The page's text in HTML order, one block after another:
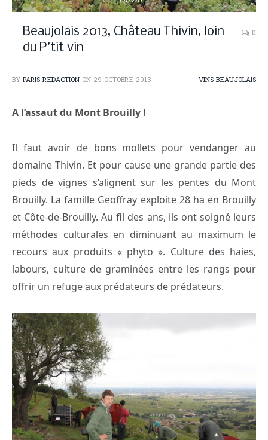
Beaujolais 2013, Château Thivin, loin
du P’tit vin
0
BY PARIS REDACTION ON 29 OCTOBRE 2013 VINS-BEAUJOLAIS
A l’assaut du Mont Brouilly !
Il faut avoir de bons mollets pour vendanger au
domaine Thivin. Et pour cause une grande partie des
pieds de vignes s’alignent sur les pentes du Mont
Brouilly. La famille Geoffray exploite 28 ha en Brouilly
et Côte-de-Brouilly. Au fil des ans, ils ont soigné leurs
méthodes culturales en diminuant au maximum le
recours aux produits « phyto ». Culture des haies,
labours, culture de graminées entre les rangs pour
offrir un refuge aux prédateurs de prédateurs.